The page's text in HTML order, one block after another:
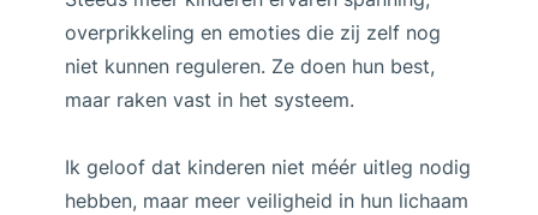
overprikkeling en emoties die zij zelf nog
niet kunnen reguleren. Ze doen hun best,
maar raken vast in het systeem.
Ik geloof dat kinderen niet méér uitleg nodig
hebben, maar meer veiligheid in hun lichaam